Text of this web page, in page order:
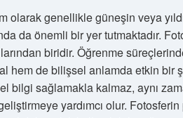
olarak genellikle güneşin veya
da önemli bir yer tutmaktadır.
biridir. Öğrenme
hem de bilişsel anlamda etkin bir
bilgi sağlamakla kalmaz, aynı
yardımcı olur.